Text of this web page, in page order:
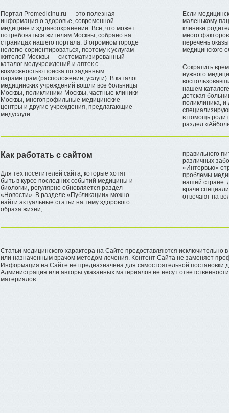
Портал Promedicinu.ru — это полезная
информация о здоровье, современной
медицине и здравоохранении. Все, что может
потребоваться жителям Москвы, собрано на
страницах нашего портала. В огромном городе
нелегко сориентироваться, поэтому к услугам
жителей Москвы — систематизированный
каталог медучреждений и аптек с
возможностью поиска по заданным
параметрам (расположение, услуги). В каталог
медицинских учреждений вошли все больницы
Москвы, поликлиники Москвы, частные клиники
Москвы, многопрофильные медицинские
центры и другие учреждения, предлагающие
медуслуги.
Если
маленькому
клиники
много
перечень
медицинского
Сократить
нужного
нашем
детская
поликлиника, и
в помощь
раздел
Как работать с сайтом
Для тех посетителей сайта, которые хотят
быть в курсе последних событий медицины и
биологии, регулярно обновляется раздел
«Новости». В разделе «Публикации» можно
найти актуальные статьи на тему здорового
образа жизни,
правильного
различных
«Интервью»
проблемы
нашей стране:
врачи
отвечают на
Статьи медицинского характера на Сайте предоставляются исключительно
или назначенным врачом методом лечения. Контент Сайта не заменяет
Информация на Сайте не предназначена для самостоятельной постановки
Администрация или авторы указанных материалов не несут
материалов.